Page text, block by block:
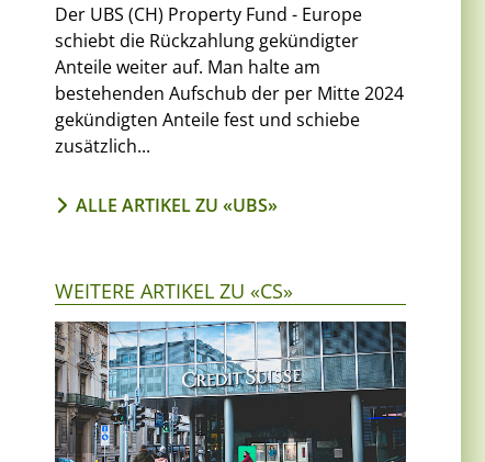
Der UBS (CH) Property Fund - Europe
schiebt die Rückzahlung gekündigter
Anteile weiter auf. Man halte am
bestehenden Aufschub der per Mitte 2024
gekündigten Anteile fest und schiebe
zusätzlich...
ALLE ARTIKEL ZU «UBS»
WEITERE ARTIKEL ZU «CS»